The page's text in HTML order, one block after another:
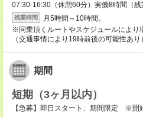
07:30-16:30（休憩60分）実働8時間（残
残業時間
月5時間～10時間。
※同乗頂くルートやスケジュールにより
（交通事情により19時前後の可能性あり）
期間
短期（3ヶ月以内）
【急募】即日スタート、期間限定 ※